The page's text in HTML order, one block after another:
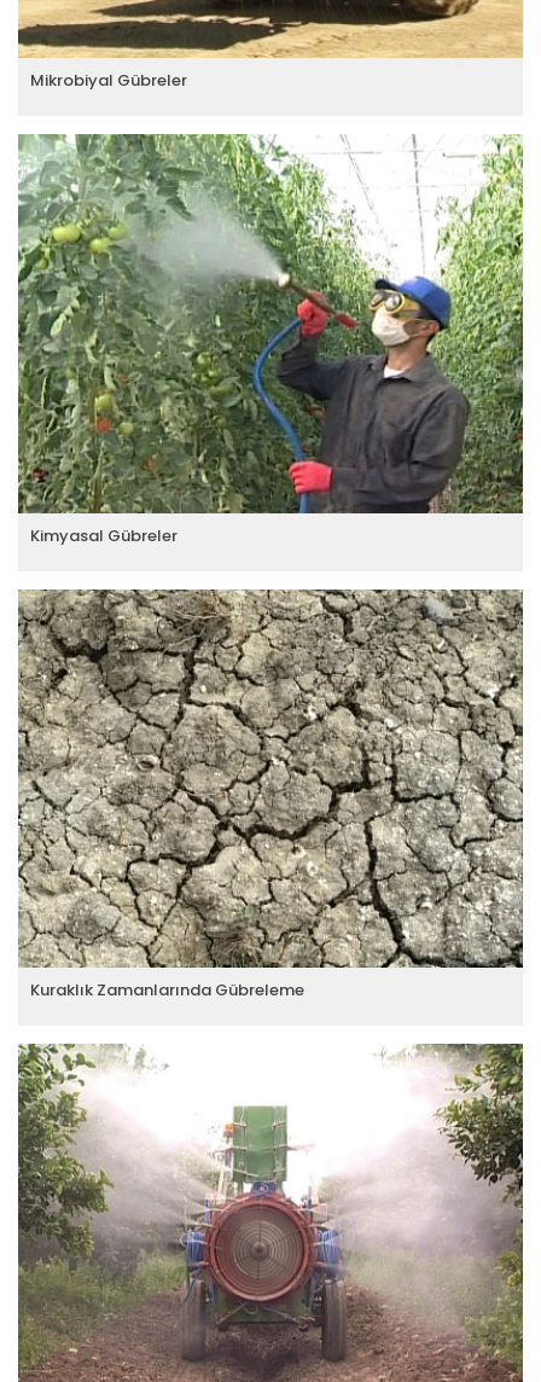
Mikrobiyal Gübreler
Kimyasal Gübreler
Kuraklık Zamanlarında Gübreleme